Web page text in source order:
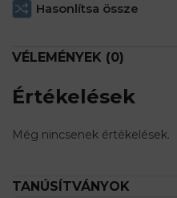
Hasonlítsa össze
VÉLEMÉNYEK (0)
Értékelések
Még nincsenek értékelések.
TANÚSÍTVÁNYOK